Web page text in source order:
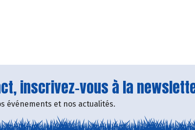
inscrivez-vous à la
événements et nos actualités.